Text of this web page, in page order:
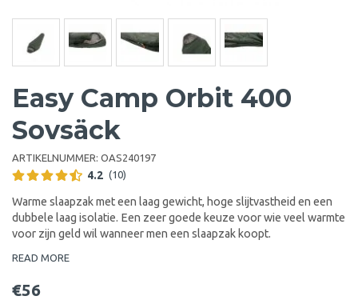
Easy Camp Orbit 400
Sovsäck
ARTIKELNUMMER: OAS240197
4.2 (10)
Warme slaapzak met een laag gewicht, hoge slijtvastheid en een
dubbele laag isolatie. Een zeer goede keuze voor wie veel warmte
voor zijn geld wil wanneer men een slaapzak koopt.
READ MORE
€56